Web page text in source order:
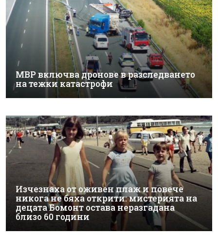
МВР включва дронове в разследването
на тежки катастрофи
Изчезнаха от оживен плаж и повече
никога не бяха открити: мистерията на
децата Бомонт остава неразгадана
близо 60 години